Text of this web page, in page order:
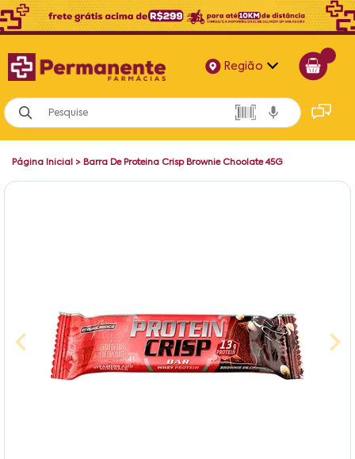
Região
Alagoas
Bahia
Página Inicial > Barra De Proteina Crisp Brownie Choolate 45G